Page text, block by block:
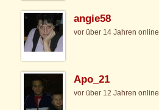
angie58
vor über 14 Jahren online
Apo_21
vor über 12 Jahren online